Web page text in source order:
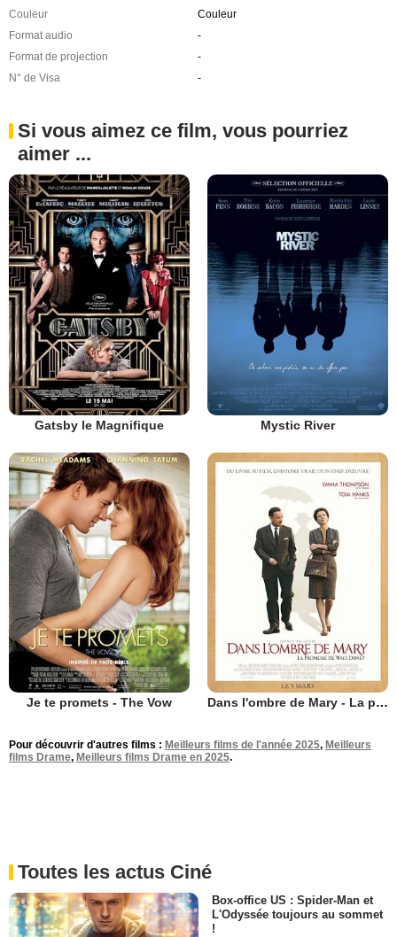
Couleur
Couleur
Format audio
-
Format de projection
-
N° de Visa
-
Si vous aimez ce film, vous pourriez
aimer ...
Gatsby le Magnifique Mystic River
Je te promets - The Vow Dans l'ombre de Mary - La promesse de Walt Disney
Pour découvrir d'autres films : Meilleurs films de l'année 2025, Meilleurs
films Drame, Meilleurs films Drame en 2025.
Toutes les actus Ciné
Box-office US : Spider-Man et
L'Odyssée toujours au sommet
!